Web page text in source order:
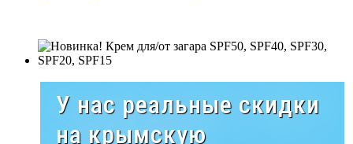
У нас реальные скидки
на крымскую